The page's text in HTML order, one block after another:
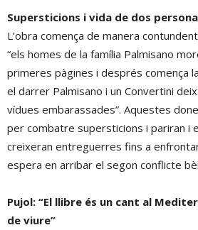
Supersticions i vida de dos
L’obra comença de manera
“els homes de la família Palmisano
primeres pàgines i després comença
el darrer Palmisano i un Convertini
vídues embarassades”. Aquestes
per combatre supersticions i pariran i
creixeran entreguerres fins a
espera en arribar el segon conflicte
Pujol: “El llibre és un cant al
de viure”